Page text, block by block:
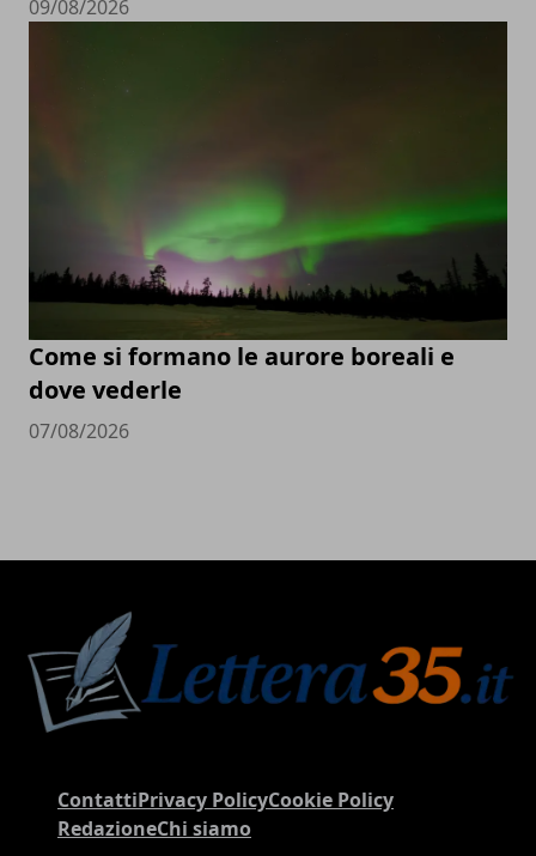
09/08/2026
Come si formano le aurore boreali e
dove vederle
07/08/2026
ContattiPrivacy PolicyCookie Policy
RedazioneChi siamo